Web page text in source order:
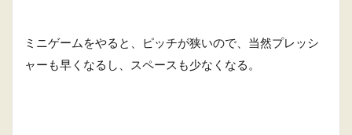
ミニゲームをやると、ピッチが狭いので、当然プレッシ
ャーも早くなるし、スペースも少なくなる。